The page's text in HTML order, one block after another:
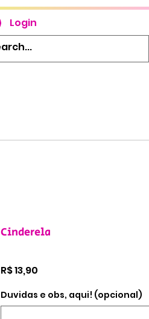
Login
Cinderela
R$ 13,90
Duvidas e obs, aqui! (opcional)